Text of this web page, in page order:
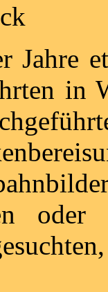
Jahre
in
oder